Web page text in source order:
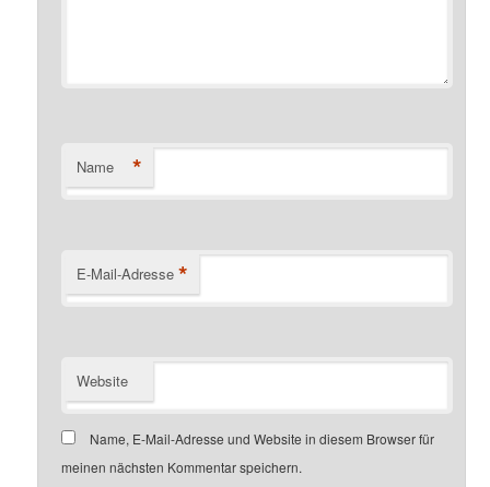
Name *
E-Mail-Adresse *
Website
Name, E-Mail-Adresse und Website in diesem Browser für
meinen nächsten Kommentar speichern.